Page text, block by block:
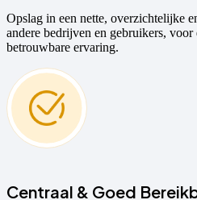
Opslag in een nette, overzichtelijke
andere bedrijven en gebruikers, voor
betrouwbare ervaring.
Centraal & Goed